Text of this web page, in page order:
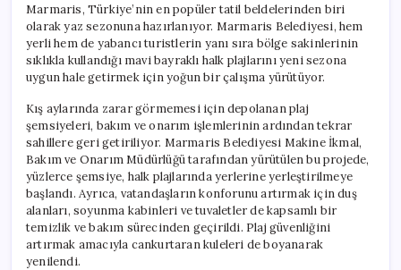
Plaj
Şemsiyeleri
ve
Yenilenen
Tesisler
için
Marmaris, Türkiye’nin en popüler tatil beldelerinden biri
olarak yaz sezonuna hazırlanıyor. Marmaris Belediyesi, hem
yerli hem de yabancı turistlerin yanı sıra bölge sakinlerinin
sıklıkla kullandığı mavi bayraklı halk plajlarını yeni sezona
uygun hale getirmek için yoğun bir çalışma yürütüyor.
Kış aylarında zarar görmemesi için depolanan plaj
şemsiyeleri, bakım ve onarım işlemlerinin ardından tekrar
sahillere geri getiriliyor. Marmaris Belediyesi Makine İkmal,
Bakım ve Onarım Müdürlüğü tarafından yürütülen bu projede,
yüzlerce şemsiye, halk plajlarında yerlerine yerleştirilmeye
başlandı. Ayrıca, vatandaşların konforunu artırmak için duş
alanları, soyunma kabinleri ve tuvaletler de kapsamlı bir
temizlik ve bakım sürecinden geçirildi. Plaj güvenliğini
artırmak amacıyla cankurtaran kuleleri de boyanarak
yenilendi.